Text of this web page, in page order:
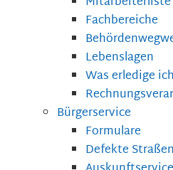
Fachbereiche
Lebenslagen
Was erledige
Bürgerservice
Formulare
Defekte